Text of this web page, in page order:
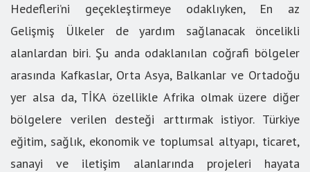
Hedefleri’ni geçekleştirmeye odaklıyken, En az
Gelişmiş Ülkeler de yardım sağlanacak öncelikli
alanlardan biri. Şu anda odaklanılan coğrafi bölgeler
arasında Kafkaslar, Orta Asya, Balkanlar ve Ortadoğu
yer alsa da, TİKA özellikle Afrika olmak üzere diğer
bölgelere verilen desteği arttırmak istiyor. Türkiye
eğitim, sağlık, ekonomik ve toplumsal altyapı, ticaret,
sanayi ve iletişim alanlarında projeleri hayata